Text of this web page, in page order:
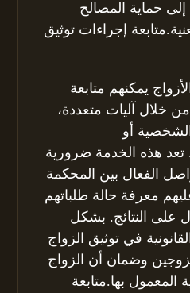
حماية المصالح
إجراءات توثيق
يمكنهم متابعة
خلال آليات متعددة،
أو
تعد هذه الخدمة ضرورية
الفعال بين المحكمة
معرفة حالة طلباتهم
على النتائج. بشكل
في توثيق الزواج
وضمان أن الزواج
المعمول بها.متابعة